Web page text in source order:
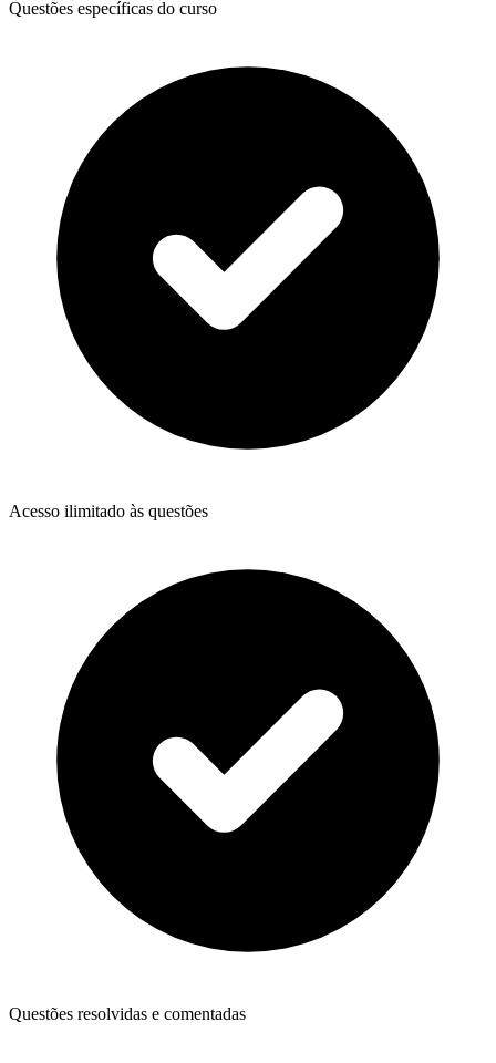
Questões específicas do curso
Acesso ilimitado às questões
Questões resolvidas e comentadas